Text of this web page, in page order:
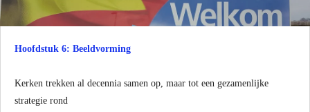
Hoofdstuk 6: Beeldvorming
Kerken trekken al decennia samen op, maar tot een gezamenlijke
strategie rond